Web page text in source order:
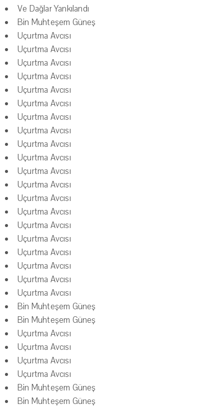
Ve Dağlar Yankılandı
Bin Muhteşem Güneş
Uçurtma Avcısı
Uçurtma Avcısı
Uçurtma Avcısı
Uçurtma Avcısı
Uçurtma Avcısı
Uçurtma Avcısı
Uçurtma Avcısı
Uçurtma Avcısı
Uçurtma Avcısı
Uçurtma Avcısı
Uçurtma Avcısı
Uçurtma Avcısı
Uçurtma Avcısı
Uçurtma Avcısı
Uçurtma Avcısı
Uçurtma Avcısı
Uçurtma Avcısı
Uçurtma Avcısı
Uçurtma Avcısı
Uçurtma Avcısı
Bin Muhteşem Güneş
Bin Muhteşem Güneş
Uçurtma Avcısı
Uçurtma Avcısı
Uçurtma Avcısı
Uçurtma Avcısı
Bin Muhteşem Güneş
Bin Muhteşem Güneş